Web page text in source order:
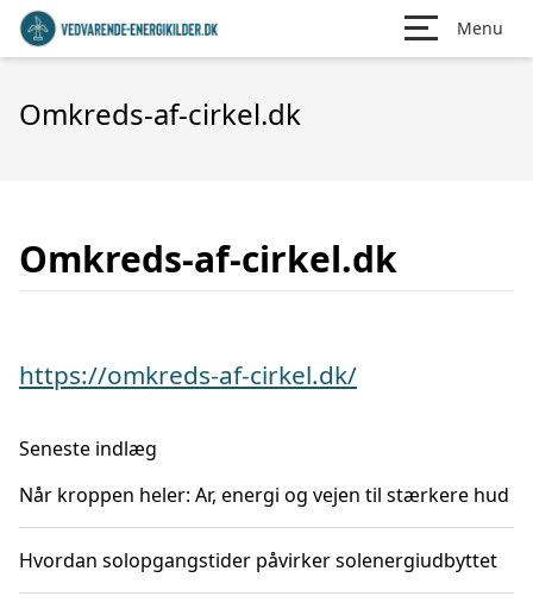
Menu
Omkreds-af-cirkel.dk
Omkreds-af-cirkel.dk
https://omkreds-af-cirkel.dk/
Seneste indlæg
Når kroppen heler: Ar, energi og vejen til stærkere hud
Hvordan solopgangstider påvirker solenergiudbyttet